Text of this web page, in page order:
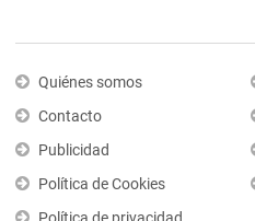
Quiénes somos
Contacto
Publicidad
Política de Cookies